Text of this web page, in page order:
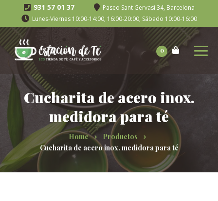
931 57 01 37
Paseo Sant Gervasi 34, Barcelona
Lunes-Viernes 10:00-14:00, 16:00-20:00, Sábado 10:00-16:00
0
Cucharita de acero inox.
medidora para té
Home
Productos
Cucharita de acero inox. medidora para té